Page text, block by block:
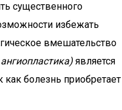
существенного
избежать
вмешательство
является
как болезнь приобретает